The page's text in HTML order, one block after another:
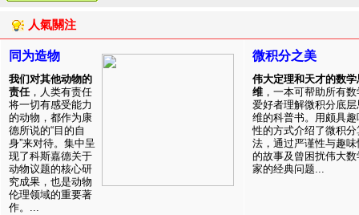
人氣關注
同为造物
我们对其他动物的
责任，人类有责任
将一切有感受能力
的动物，都作为康
德所说的“目的自
身”来对待。集中呈
现了科斯嘉德关于
动物议题的核心研
究成果，也是动物
伦理领域的重要著
作。...
微积分之美
伟大定理和天才的数学
维 ，一本可帮助所有数
爱好者理解微积分底层
维的科普书。用颇具趣
性的方式介绍了微积分
法，通过严谨性与趣味
的故事及曾困扰伟大数
家的经典问题...